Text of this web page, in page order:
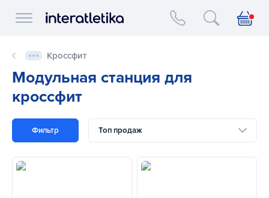
Interatletika logo
Кроссфит
Модульная станция для
кроссфит
Фильтр Топ продаж